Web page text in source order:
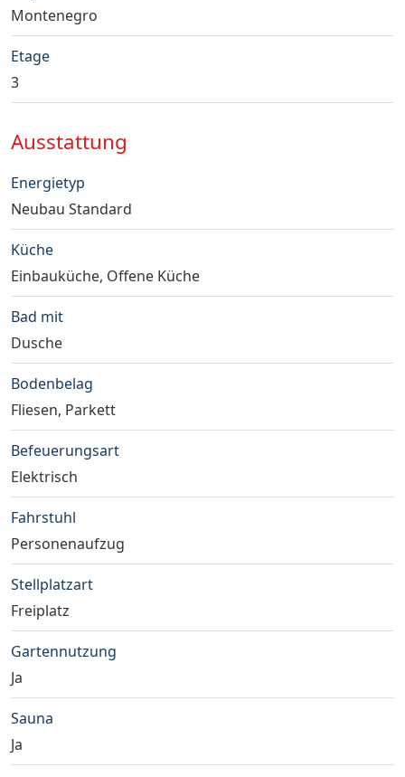
Montenegro
Etage
3
Ausstattung
Energietyp
Neubau Standard
Küche
Einbauküche, Offene Küche
Bad mit
Dusche
Bodenbelag
Fliesen, Parkett
Befeuerungsart
Elektrisch
Fahrstuhl
Personenaufzug
Stellplatzart
Freiplatz
Gartennutzung
Ja
Sauna
Ja